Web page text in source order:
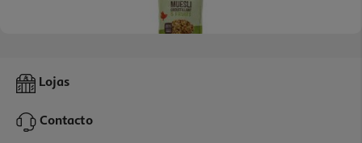
Cereais Auchan Muesli 5 Frutos 450g
2,39 €
Lojas
Contacto